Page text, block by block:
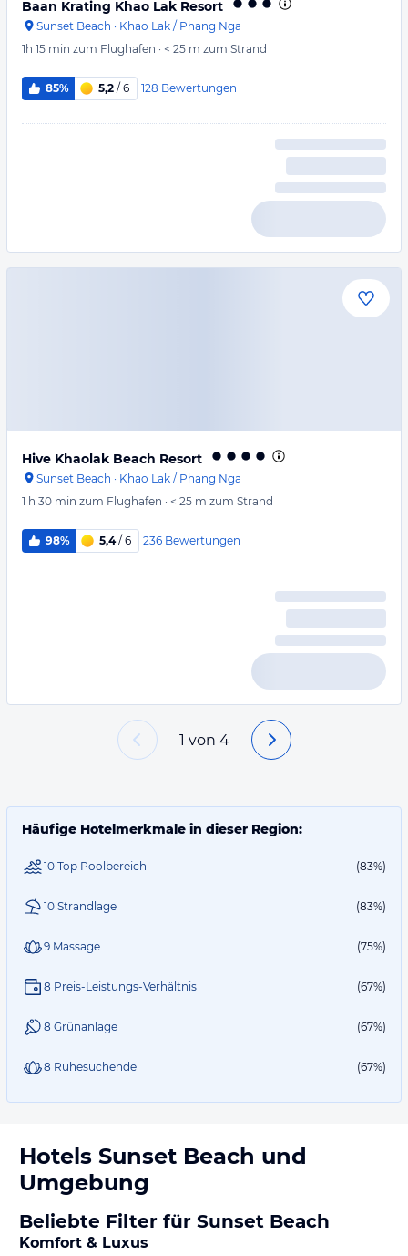
Baan Krating Khao Lak Resort
Sunset Beach · Khao Lak / Phang Nga
1h 15 min zum Flughafen · < 25 m zum Strand
85% 5,2 / 6 128 Bewertungen
Hive Khaolak Beach Resort
Sunset Beach · Khao Lak / Phang Nga
1 h 30 min zum Flughafen · < 25 m zum Strand
98% 5,4/ 6 236 Bewertungen
1 von 4
Häufige Hotelmerkmale in dieser Region:
10 Top Poolbereich (83%)
10 Strandlage (83%)
9 Massage (75%)
8 Preis-Leistungs-Verhältnis (67%)
8 Grünanlage (67%)
8 Ruhesuchende (67%)
Hotels Sunset Beach und
Umgebung
Beliebte Filter für Sunset Beach
Komfort & Luxus